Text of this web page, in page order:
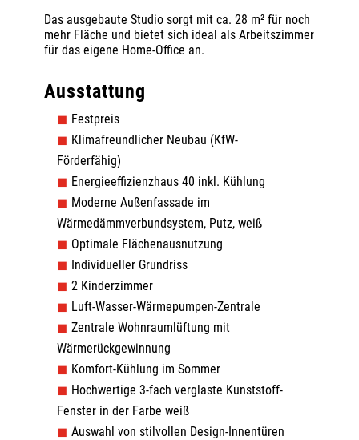
Das ausgebaute Studio sorgt mit ca. 28 m² für noch
mehr Fläche und bietet sich ideal als Arbeitszimmer
für das eigene Home-Office an.
Ausstattung
Festpreis
Klimafreundlicher Neubau (KfW-
Förderfähig)
Energieeffizienzhaus 40 inkl. Kühlung
Moderne Außenfassade im
Wärmedämmverbundsystem, Putz, weiß
Optimale Flächenausnutzung
Individueller Grundriss
2 Kinderzimmer
Luft-Wasser-Wärmepumpen-Zentrale
Zentrale Wohnraumlüftung mit
Wärmerückgewinnung
Komfort-Kühlung im Sommer
Hochwertige 3-fach verglaste Kunststoff-
Fenster in der Farbe weiß
Auswahl von stilvollen Design-Innentüren